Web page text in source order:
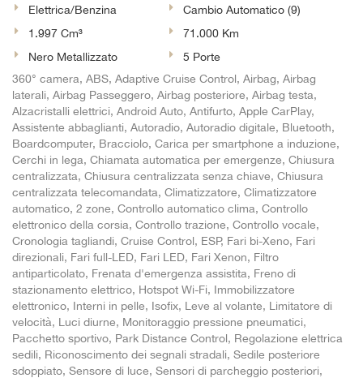
Elettrica/Benzina
Cambio Automatico (9)
1.997 Cm³
71.000 Km
Nero Metallizzato
5 Porte
360° camera, ABS, Adaptive Cruise Control, Airbag, Airbag
laterali, Airbag Passeggero, Airbag posteriore, Airbag testa,
Alzacristalli elettrici, Android Auto, Antifurto, Apple CarPlay,
Assistente abbaglianti, Autoradio, Autoradio digitale, Bluetooth,
Boardcomputer, Bracciolo, Carica per smartphone a induzione,
Cerchi in lega, Chiamata automatica per emergenze, Chiusura
centralizzata, Chiusura centralizzata senza chiave, Chiusura
centralizzata telecomandata, Climatizzatore, Climatizzatore
automatico, 2 zone, Controllo automatico clima, Controllo
elettronico della corsia, Controllo trazione, Controllo vocale,
Cronologia tagliandi, Cruise Control, ESP, Fari bi-Xeno, Fari
direzionali, Fari full-LED, Fari LED, Fari Xenon, Filtro
antiparticolato, Frenata d'emergenza assistita, Freno di
stazionamento elettrico, Hotspot Wi-Fi, Immobilizzatore
elettronico, Interni in pelle, Isofix, Leve al volante, Limitatore di
velocità, Luci diurne, Monitoraggio pressione pneumatici,
Pacchetto sportivo, Park Distance Control, Regolazione elettrica
sedili, Riconoscimento dei segnali stradali, Sedile posteriore
sdoppiato, Sensore di luce, Sensori di parcheggio posteriori,
Salva
le